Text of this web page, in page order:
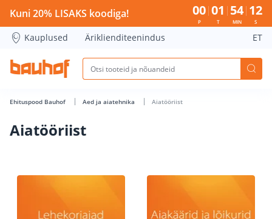
Kuni 20% LISAKS koodiga! 00
P
01
T
54
MIN
12
S
Kauplused Äriklienditeenindus ET
Ehituspood Bauhof Aed ja aiatehnika Aiatööriist
Aiatööriist